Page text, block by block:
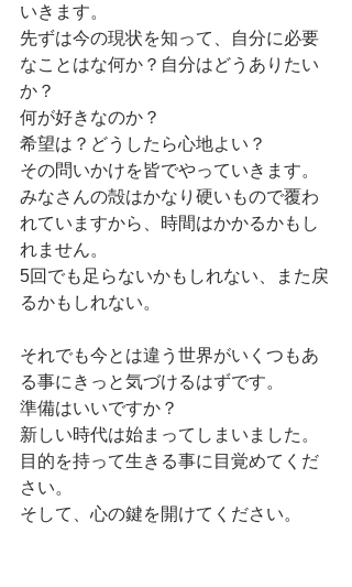
いきます。
先ずは今の現状を知って、自分に必要
なことはな何か？自分はどうありたい
か？
何が好きなのか？
希望は？どうしたら心地よい？
その問いかけを皆でやっていきます。
みなさんの殻はかなり硬いもので覆わ
れていますから、時間はかかるかもし
れません。
5回でも足らないかもしれない、また戻
るかもしれない。
それでも今とは違う世界がいくつもあ
る事にきっと気づけるはずです。
準備はいいですか？
新しい時代は始まってしまいました。
目的を持って生きる事に目覚めてくだ
さい。
そして、心の鍵を開けてください。